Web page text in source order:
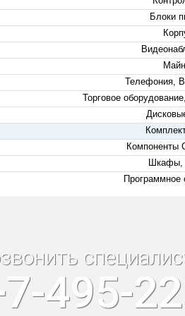
Блоки
Телефония,
Торговое
Компоненты
Шкафы,
Программное
495-